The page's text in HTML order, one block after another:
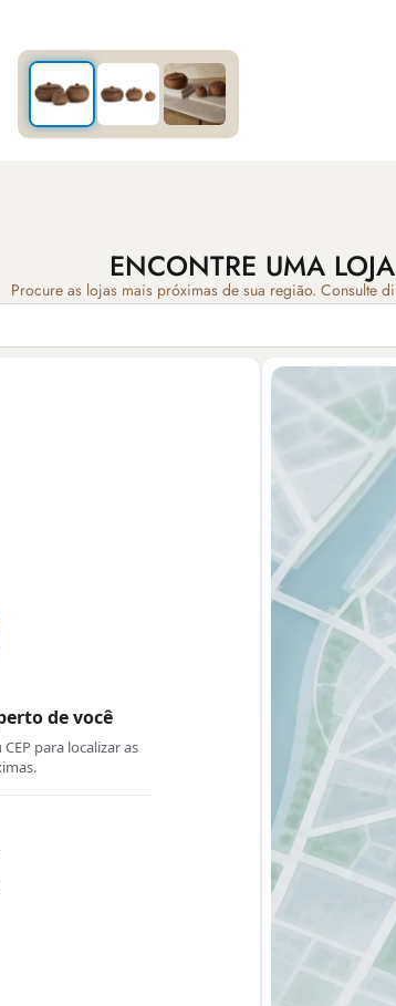
ENCONTRE UMA
Procure as lojas mais próximas de sua região. Consulte
de você
para localizar as